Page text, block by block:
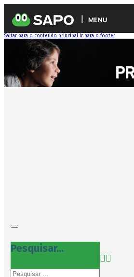
MENU
Saltar para o conteúdo principal Ir para o footer
Pesquisar...
Pesquisar